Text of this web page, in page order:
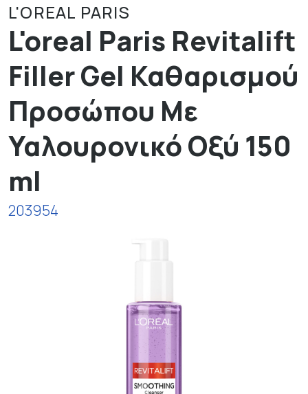
L'OREAL PARIS
L'oreal Paris Revitalift
Filler Gel Καθαρισμού
Προσώπου Με
Υαλουρονικό Οξύ 150
ml
203954